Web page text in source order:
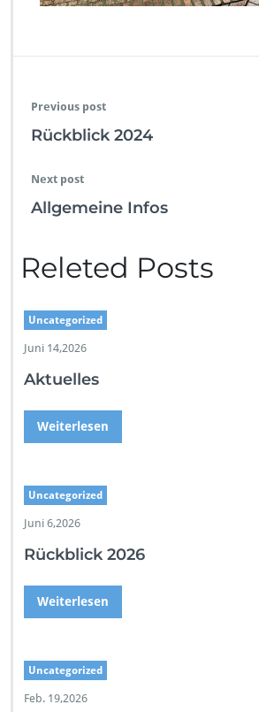
Previous post
Rückblick 2024
Next post
Allgemeine Infos
Releted Posts
Uncategorized
Juni 14,2026
Aktuelles
Weiterlesen
Uncategorized
Juni 6,2026
Rückblick 2026
Weiterlesen
Uncategorized
Feb. 19,2026